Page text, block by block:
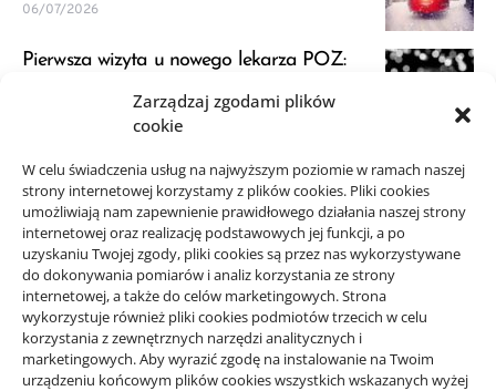
Zarządzaj zgodami plików
cookie
W celu świadczenia usług na najwyższym poziomie w ramach naszej
strony internetowej korzystamy z plików cookies. Pliki cookies
umożliwiają nam zapewnienie prawidłowego działania naszej strony
internetowej oraz realizację podstawowych jej funkcji, a po
uzyskaniu Twojej zgody, pliki cookies są przez nas wykorzystywane
do dokonywania pomiarów i analiz korzystania ze strony
internetowej, a także do celów marketingowych. Strona
wykorzystuje również pliki cookies podmiotów trzecich w celu
korzystania z zewnętrznych narzędzi analitycznych i
marketingowych. Aby wyrazić zgodę na instalowanie na Twoim
urządzeniu końcowym plików cookies wszystkich wskazanych wyżej
06/07/2026
Pierwsza wizyta u nowego lekarza POZ:
JDG a VAT: kiedy zapytać księgową przed
startem
21/06/2026
Projekty domów Rzeszów